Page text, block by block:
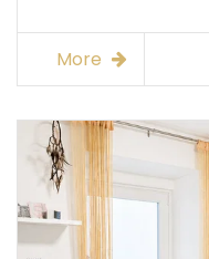
More